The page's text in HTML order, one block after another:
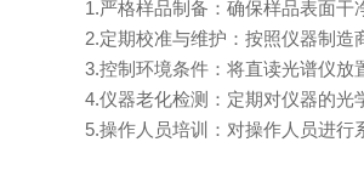
1.严格样品制备：确保样品表面干净
2.定期校准与维护：按照仪器制造商
3.控制环境条件：将直读光谱仪放置
4.仪器老化检测：定期对仪器的光学
5.操作人员培训：对操作人员进行系